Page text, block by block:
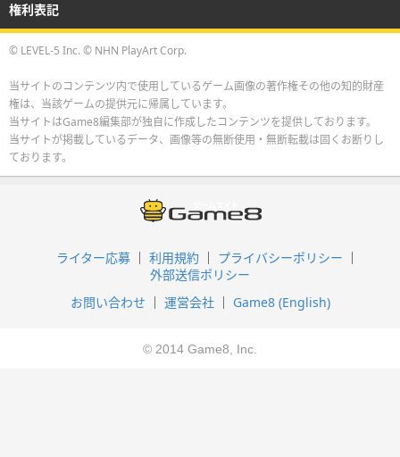
権利表記
© LEVEL-5 Inc. © NHN PlayArt Corp.
当サイトのコンテンツ内で使用しているゲーム画像の著作権その他の知的財産
権は、当該ゲームの提供元に帰属しています。
当サイトはGame8編集部が独自に作成したコンテンツを提供しております。
当サイトが掲載しているデータ、画像等の無断使用・無断転載は固くお断りし
ております。
ライター応募 利用規約
プライバシーポリシー
外部送信ポリシー
お問い合わせ
運営会社 Game8 (English)
© 2014 Game8, Inc.